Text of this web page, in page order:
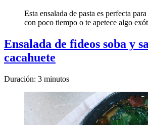
Esta ensalada de pasta es perfecta
con poco tiempo o te apetece algo
Ensalada de fideos soba y
cacahuete
Duración: 3 minutos